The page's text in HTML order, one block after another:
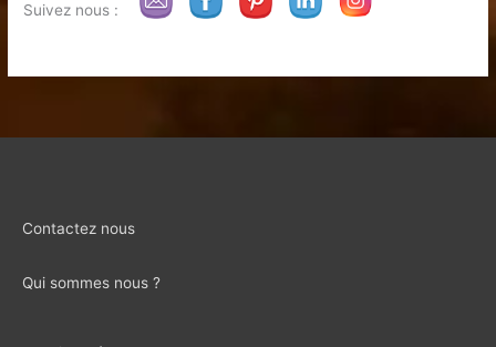
Suivez nous :
Contactez nous
Qui sommes nous ?